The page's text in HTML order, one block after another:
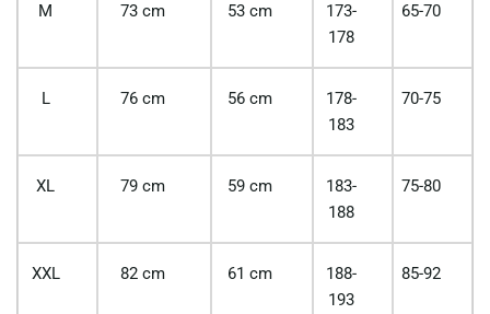
M 73 cm 53 cm
173-
178
65-70
L 76 cm 56 cm
178-
183
70-75
XL 79 cm 59 cm
183-
188
75-80
XXL 82 cm 61 cm
188-
193
85-92